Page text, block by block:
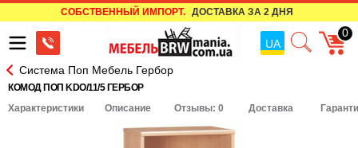
СОБСТВЕННЫЙ ИМПОРТ. ДОСТАВКА ЗА 2 ДНЯ
UA
0
Система Поп Мебель Гербор
КОМОД ПОП KDO/11/5 ГЕРБОР
Характеристики
Описание Отзывы: 0 Доставка